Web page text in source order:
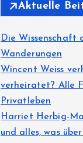
Aktuelle
Die Wissenschaft
Wanderungen
Wincent Weiss
verheiratet? Alle
Privatleben
Harriet Herbig-
und alles, was